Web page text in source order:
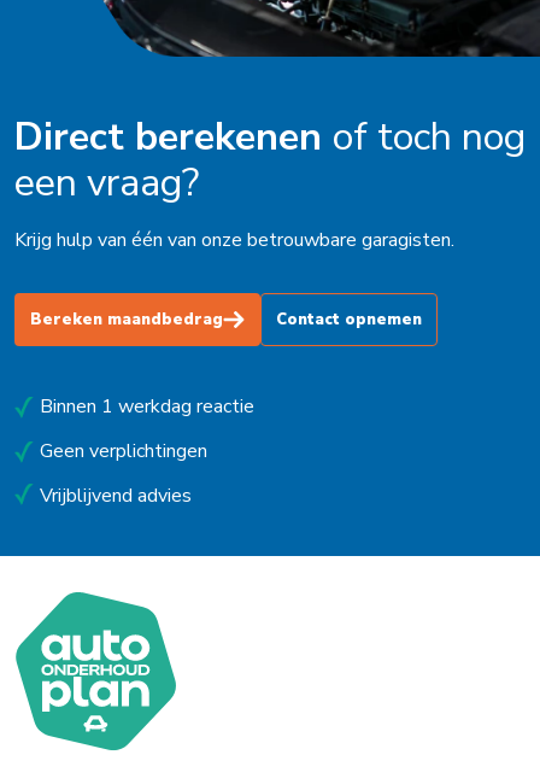
Direct berekenen of toch nog
een vraag?
Krijg hulp van één van onze betrouwbare garagisten.
Bereken maandbedrag Contact opnemen
Binnen 1 werkdag reactie
Geen verplichtingen
Vrijblijvend advies